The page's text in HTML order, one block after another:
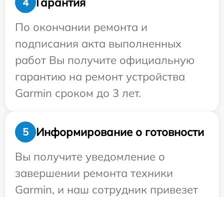
По окончании ремонта и
подписания акта выполненных
работ Вы получите официальную
гарантию на ремонт устройства
Garmin сроком до 3 лет.
5
Информирование о готовности
Вы получите уведомление о
завершении ремонта техники
Garmin, и наш сотрудник привезет